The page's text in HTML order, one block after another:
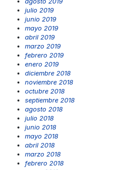
julio 2019
junio 2019
mayo 2019
abril 2019
marzo 2019
febrero 2019
enero 2019
diciembre 2018
noviembre 2018
octubre 2018
septiembre 2018
agosto 2018
julio 2018
junio 2018
mayo 2018
abril 2018
marzo 2018
febrero 2018